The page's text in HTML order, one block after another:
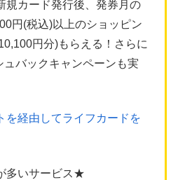
規カード発行後、発券月の
円(税込)以上のショッピン
円分)もらえる！さらに
バックキャンペーンも実
を経由してライフカードを
多いサービス★